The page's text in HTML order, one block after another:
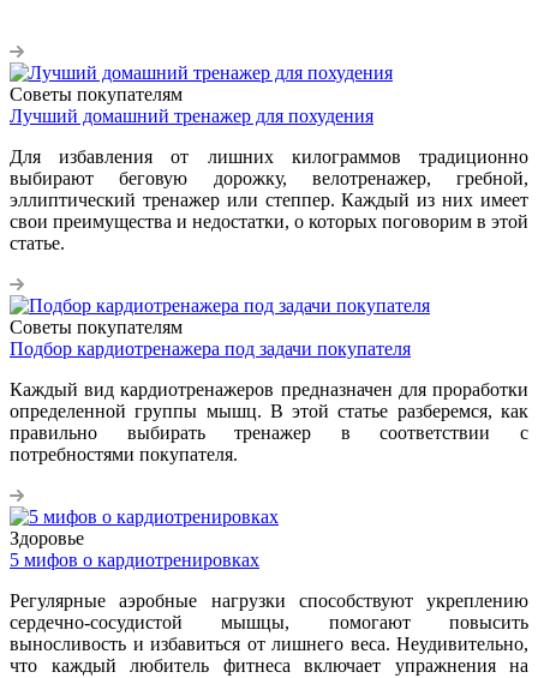
Советы покупателям
Лучший домашний тренажер для похудения
Для избавления от лишних килограммов традиционно
выбирают беговую дорожку, велотренажер, гребной,
эллиптический тренажер или степпер. Каждый из них имеет
свои преимущества и недостатки, о которых поговорим в этой
статье.
Советы покупателям
Подбор кардиотренажера под задачи покупателя
Каждый вид кардиотренажеров предназначен для проработки
определенной группы мышц. В этой статье разберемся, как
правильно выбирать тренажер в соответствии с
потребностями покупателя.
Здоровье
5 мифов о кардиотренировках
Регулярные аэробные нагрузки способствуют укреплению
сердечно-сосудистой мышцы, помогают повысить
выносливость и избавиться от лишнего веса. Неудивительно,
что каждый любитель фитнеса включает упражнения на